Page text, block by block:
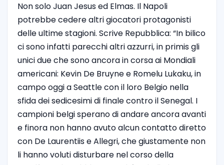
Non solo Juan Jesus ed Elmas. Il Napoli
potrebbe cedere altri giocatori protagonisti
delle ultime stagioni. Scrive Repubblica: “In bilico
ci sono infatti parecchi altri azzurri, in primis gli
unici due che sono ancora in corsa ai Mondiali
americani: Kevin De Bruyne e Romelu Lukaku, in
campo oggi a Seattle con il loro Belgio nella
sfida dei sedicesimi di finale contro il Senegal. I
campioni belgi sperano di andare ancora avanti
e finora non hanno avuto alcun contatto diretto
con De Laurentiis e Allegri, che giustamente non
li hanno voluti disturbare nel corso della